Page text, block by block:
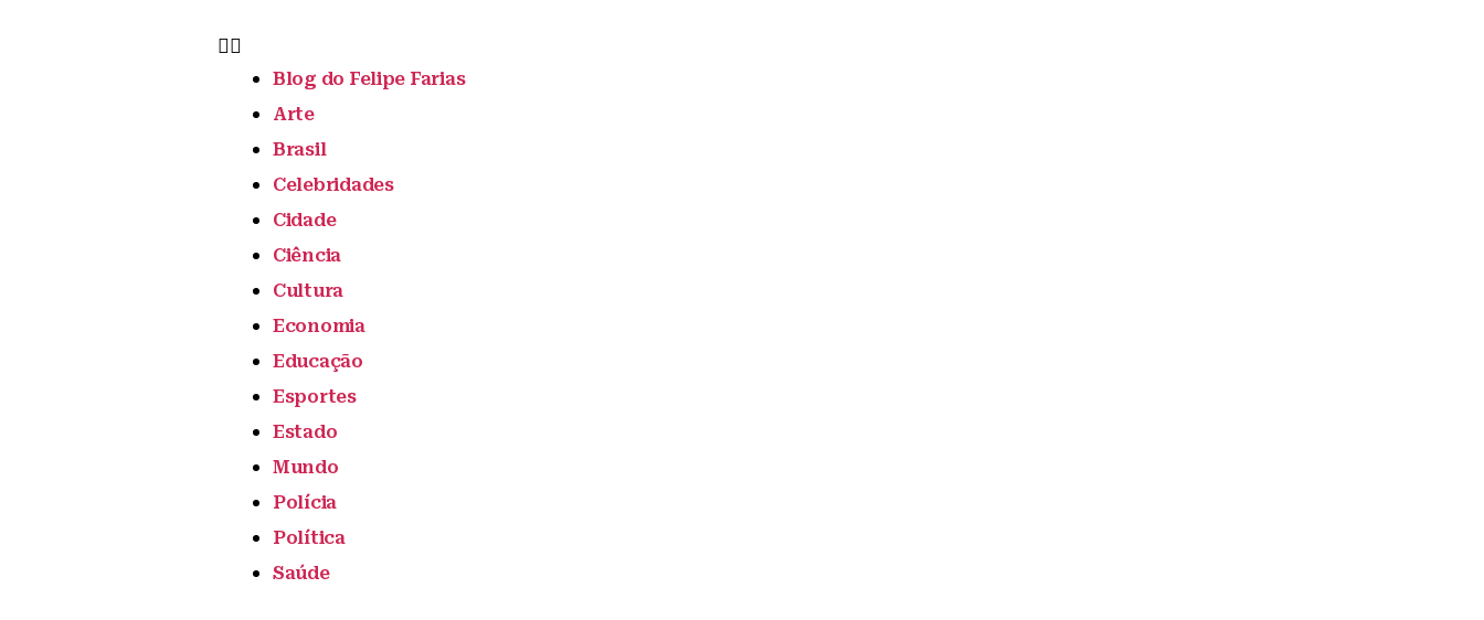
Blog do Felipe Farias
Arte
Brasil
Celebridades
Cidade
Ciência
Cultura
Economia
Educação
Esportes
Estado
Mundo
Polícia
Política
Saúde